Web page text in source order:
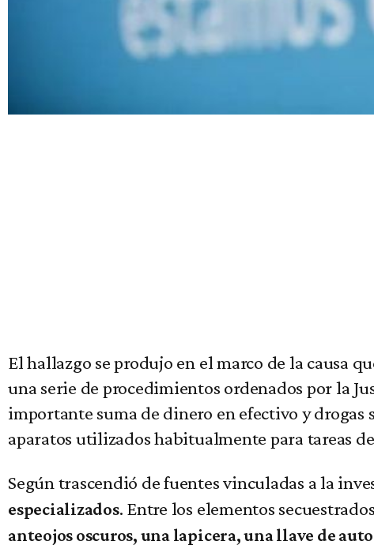
El hallazgo se produjo en el marco de la causa
una serie de procedimientos ordenados por la
importante suma de dinero en efectivo y
aparatos utilizados habitualmente para tareas
Según trascendió de fuentes vinculadas a la
especializados. Entre los elementos
anteojos oscuros, una lapicera, una llave de